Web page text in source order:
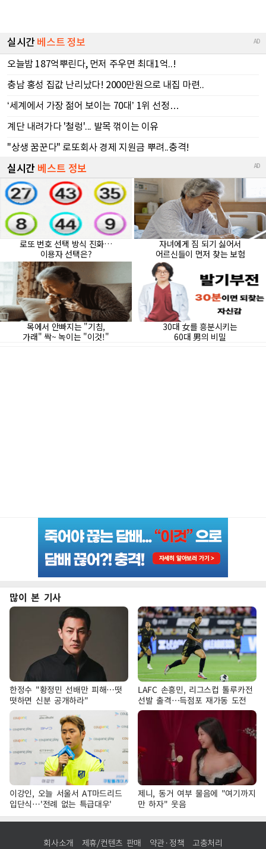
많이 본 기사
한정수 "황정민 선배만 피해…떳
떳하면 신분 공개하라"
LAFC 손흥민, 리그스컵 톨루카전
선발 출격…득점포 재가동 도전
이강인, 오늘 서울서 AT마드리드
입단식…'전례 없는 특급대우'
제니, 동거 여부 물음에 "여기까지
만 하자" 웃음
회사소개 제휴/컨텐츠 판매 약관·정책 고충처리